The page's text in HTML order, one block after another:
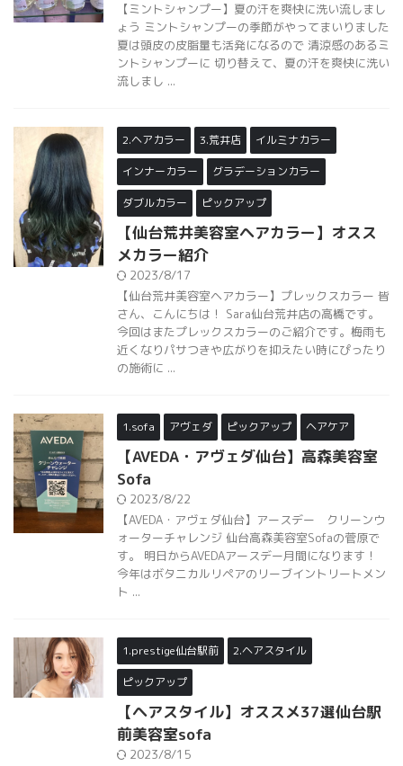
【ミントシャンプー】夏の汗を爽快に洗い流しまし
ょう ミントシャンプーの季節がやってまいりました
夏は頭皮の皮脂量も活発になるので 清涼感のあるミ
ントシャンプーに 切り替えて、夏の汗を爽快に洗い
流しまし ...
2.ヘアカラー 3.荒井店 イルミナカラー
インナーカラー グラデーションカラー
ダブルカラー ピックアップ
【仙台荒井美容室ヘアカラー】オスス
メカラー紹介
2023/8/17
【仙台荒井美容室ヘアカラー】プレックスカラー 皆
さん、こんにちは！ Sara仙台荒井店の高橋です。
今回はまたプレックスカラーのご紹介です。梅雨も
近くなりパサつきや広がりを抑えたい時にぴったり
の施術に ...
1.sofa アヴェダ ピックアップ ヘアケア
【AVEDA・アヴェダ仙台】高森美容室
Sofa
2023/8/22
【AVEDA・アヴェダ仙台】アースデー クリーンウ
ォーターチャレンジ 仙台高森美容室Sofaの菅原で
す。 明日からAVEDAアースデー月間になります！
今年はボタニカルリペアのリーブイントリートメン
ト ...
1.prestige仙台駅前 2.ヘアスタイル
ピックアップ
【ヘアスタイル】オススメ37選仙台駅
前美容室sofa
2023/8/15